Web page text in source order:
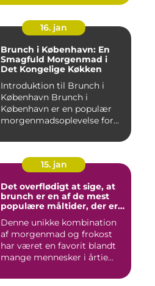
16. jan
Brunch i København: En
Smagfuld Morgenmad i
Det Kongelige Køkken
Introduktion til Brunch i
København Brunch i
København er en populær
morgenmadsoplevelse for
15. jan
Det overflødigt at sige, at
brunch er en af de mest
populære måltider, der er
Denne unikke kombination
af morgenmad og frokost
har været en favorit blandt
mange mennesker i årtie...